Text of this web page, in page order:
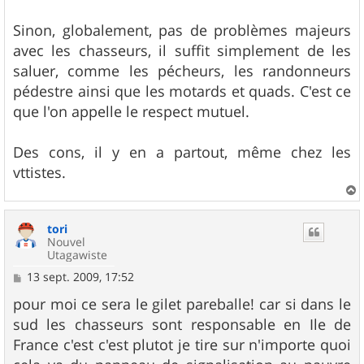
Sinon, globalement, pas de problèmes majeurs
avec les chasseurs, il suffit simplement de les
saluer, comme les pécheurs, les randonneurs
pédestre ainsi que les motards et quads. C'est ce
que l'on appelle le respect mutuel.
Des cons, il y en a partout, même chez les
vttistes.
a
tori
Nouvel
Utagawiste
M
s
s
a
g
e
13 sept. 2009, 17:52
pour moi ce sera le gilet pareballe! car si dans le
sud les chasseurs sont responsable en Ile de
France c'est c'est plutot je tire sur n'importe quoi